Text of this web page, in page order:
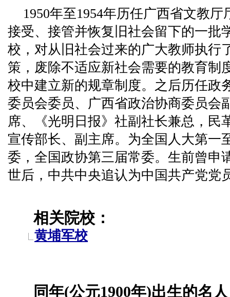
1950年至1954年历任广西省文教
接受、接管并恢复旧社会留下的一批
校，对从旧社会过来的广大教师执行
策，废除不适应新社会需要的教育制
校中建立新的规章制度。之后历任政
委员会委员、广西省政治协商委员会
席、《光明日报》社副社长兼总，民
宣传部长、副主席。为全国人大第一
委，全国政协第三届常委。生前曾申
世后，中共中央追认为中国共产党党
相关院校：
黄埔军校
同年(公元1900年)出生的名